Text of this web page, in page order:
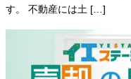
す。 不動産には土 […]